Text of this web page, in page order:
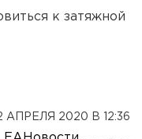
к затяжной
АПРЕЛЯ 2020 В 12:36